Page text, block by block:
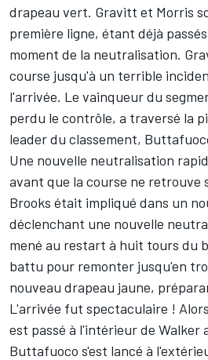
drapeau vert. Gravitt et Morris
première ligne, étant déjà
moment de la neutralisation.
course jusqu'à un terrible
l'arrivée. Le vainqueur du
perdu le contrôle, a traversé la
leader du classement,
Une nouvelle neutralisation
avant que la course ne retrouve
Brooks était impliqué dans un
déclenchant une nouvelle
mené au restart à huit tours du
battu pour remonter jusqu'en
nouveau drapeau jaune,
L'arrivée fut spectaculaire !
est passé à l'intérieur de Walker
Buttafuoco s'est lancé à